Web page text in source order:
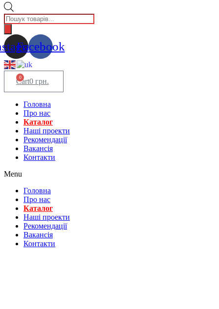
Пошук
товарів
Facebook
0 грн.
0
Cart
Головна
Про нас
Каталог
Нашi проекти
Рекомендації
Вакансiя
Контакти
Menu
Головна
Про нас
Каталог
Нашi проекти
Рекомендації
Вакансiя
Контакти